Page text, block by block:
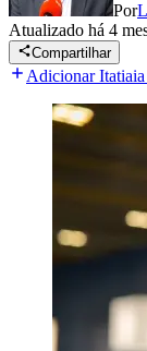
Por
Atualizado há 4
Compartilhar
Adicionar Itatiaia